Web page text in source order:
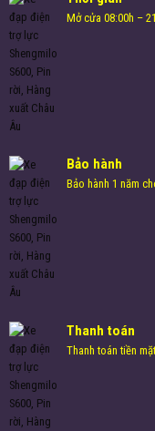
Mở cửa 08:00h –
Bảo hành
Bảo hành 1 năm
Thanh toán
Thanh toán tiền